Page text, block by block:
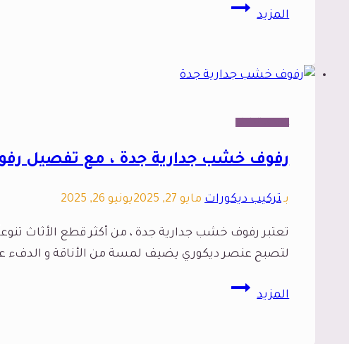
المزيد
ديكور
جدة،
ديكور
خشب
جدة
رفوف خشب جدارية جدة ، مع تفصيل
بـتركيب ديكورات مايو 27, 2025 يونيو 26, 2025
تعتبر رفوف خشب جدارية جدة ، من أكثر قطع الأثاث
لتصبح عنصر ديكوري يضيف لمسة من الأناقة و
المزيد
رفوف